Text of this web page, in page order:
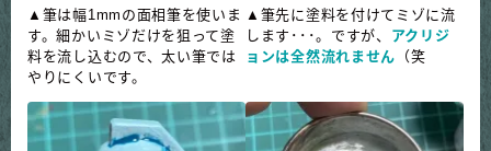
▲筆は幅1mmの面相筆を使いま
す。細かいミゾだけを狙って塗
料を流し込むので、太い筆では
やりにくいです。
▲筆先に塗料を付けてミゾに流
します･･･。ですが、 アクリジ
ョンは全然流れません （笑